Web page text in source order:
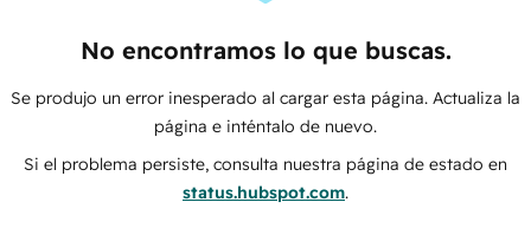
No encontramos lo que buscas.
Se produjo un error inesperado al cargar esta página. Actualiza la
página e inténtalo de nuevo.
Si el problema persiste, consulta nuestra página de estado en
status.hubspot.com.